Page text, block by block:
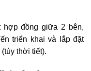
hợp đồng giữa 2 bên,
triển khai và lắp đặt
thời tiết).